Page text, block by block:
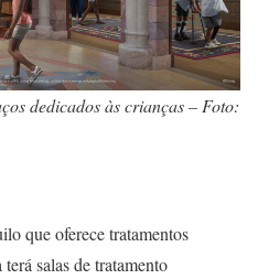
dedicados às crianças – Foto:
que oferece tratamentos
salas de tratamento